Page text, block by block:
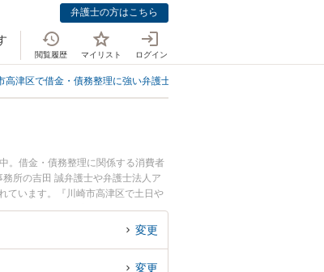
弁護士の方はこちら
閲覧履歴 マイリスト ログイン
高津区で借金・債務整理に強い弁護士
。借金・債務整理に関係する消費者
所の吉田 誠弁護士や弁護士法人ア
ています。『川崎市高津区で土日や
検索したい』『初回相談無料で奨学
変更
変更